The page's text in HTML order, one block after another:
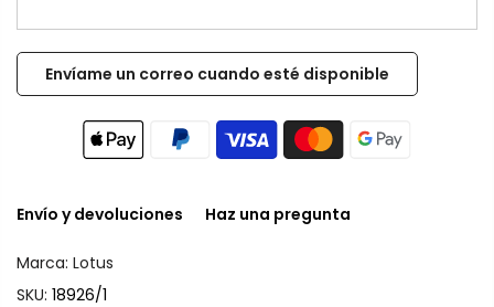
Envío y devoluciones Haz una pregunta
Marca: Lotus
SKU: 18926/1